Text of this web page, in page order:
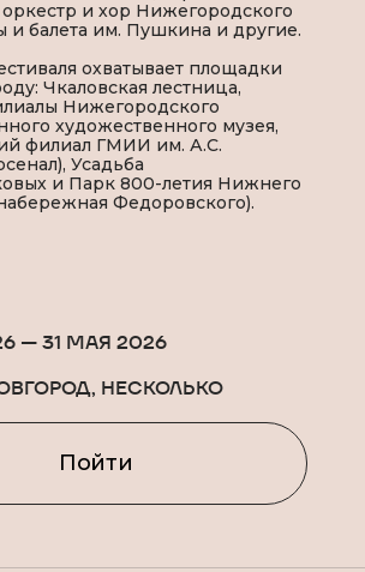
и хор Нижегородского
и балета им. Пушкина и другие.
охватывает площадки
Чкаловская лестница,
Нижегородского
художественного музея,
филиал ГМИИ им. А.С.
Усадьба
и Парк 800-летия Нижнего
Федоровского).
—31 МАЯ 2026
НЕСКОЛЬКО
Пойти